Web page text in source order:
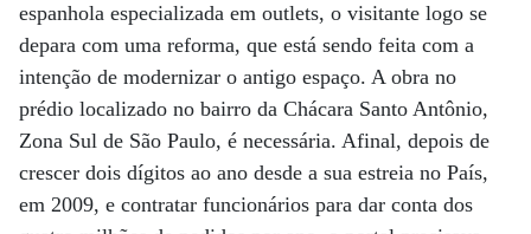
espanhola especializada em outlets, o visitante logo se
depara com uma reforma, que está sendo feita com a
intenção de modernizar o antigo espaço. A obra no
prédio localizado no bairro da Chácara Santo Antônio,
Zona Sul de São Paulo, é necessária. Afinal, depois de
crescer dois dígitos ao ano desde a sua estreia no País,
em 2009, e contratar funcionários para dar conta dos